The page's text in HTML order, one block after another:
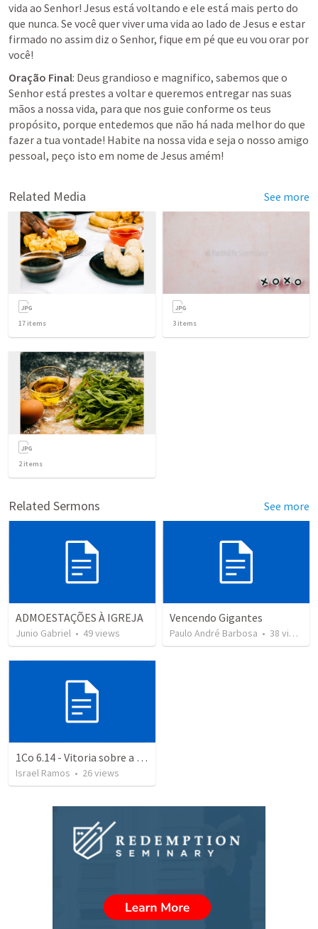
vida ao Senhor! Jesus está voltando e ele está mais perto do
que nunca. Se você quer viver uma vida ao lado de Jesus e estar
firmado no assim diz o Senhor, fique em pé que eu vou orar por
você!
Oração Final: Deus grandioso e magnifico, sabemos que o
Senhor está prestes a voltar e queremos entregar nas suas
mãos a nossa vida, para que nos guie conforme os teus
propósito, porque entedemos que não há nada melhor do que
fazer a tua vontade! Habite na nossa vida e seja o nosso amigo
pessoal, peço isto em nome de Jesus amém!
Related Media See more
17 items 3 items
2items
Related Sermons See more
ADMOESTAÇÕES À IGREJA
Junio Gabriel • 49views
Vencendo Gigantes
Paulo André Barbosa • 38 views
1Co 6.14 - Vitoria sobre a morte
Israel Ramos • 26views